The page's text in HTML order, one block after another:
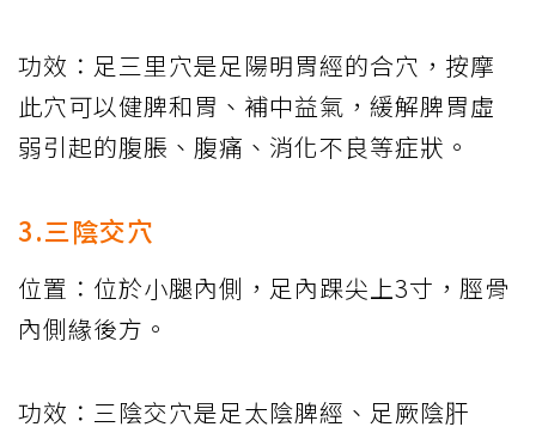
功效：足三里穴是足陽明胃經的合穴，按摩
此穴可以健脾和胃、補中益氣，緩解脾胃虛
弱引起的腹脹、腹痛、消化不良等症狀。
3.三陰交穴
位置：位於小腿內側，足內踝尖上3寸，脛骨
內側緣後方。
功效：三陰交穴是足太陰脾經、足厥陰肝